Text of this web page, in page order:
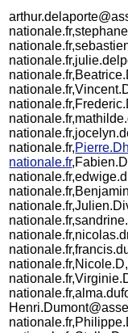
nationale.fr,
nationale.fr